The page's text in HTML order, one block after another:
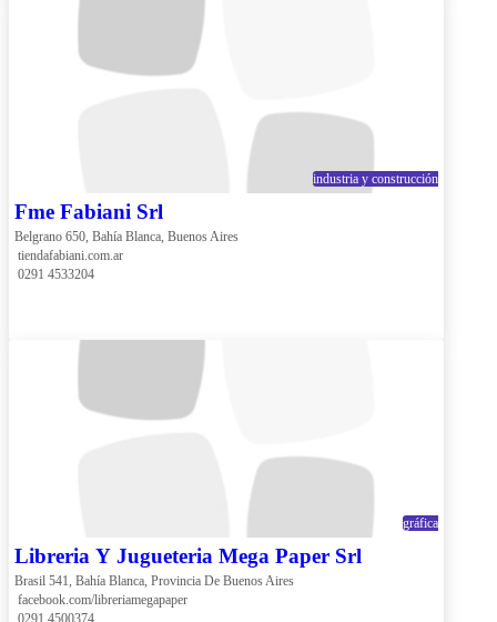
industria y construcción
Fme Fabiani Srl
Belgrano 650, Bahía Blanca, Buenos Aires
tiendafabiani.com.ar
0291 4533204
gráfica
Libreria Y Jugueteria Mega Paper Srl
Brasil 541, Bahía Blanca, Provincia De Buenos Aires
facebook.com/libreriamegapaper
0291 4500374